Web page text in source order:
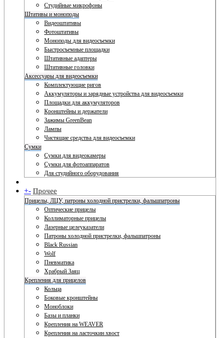
Студийные микрофоны
Штативы и моноподы
Видеоштативы
Фотоштативы
Моноподы для видеосъемки
Быстросъемные площадки
Штативные адаптеры
Штативные головки
Аксессуары для видеосъемки
Комплектующие ригов
Аккумуляторы и зарядные устройства для видеосъемки
Площадки для аккумуляторов
Кронштейны и держатели
Зажимы GreenBean
Лампы
Чистящие средства для видеосъемки
Сумки
Сумки для видеокамеры
Сумки для фотоаппаратов
Для студийного оборудования
+- Прочее
Прицелы, ЛЦУ, патроны холодной пристрелки, фальшпатроны
Оптические прицелы
Коллиматорные прицелы
Лазерные целеуказатели
Патроны холодной пристрелки, фальшпатроны
Black Russian
Wolf
Пневматика
Храбрый Заяц
Крепления для прицелов
Кольца
Боковые кронштейны
Моноблоки
Базы и планки
Крепления на WEAVER
Крепления на ласточкин хвост